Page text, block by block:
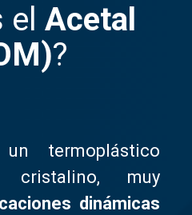
el Acetal
?
termoplástico
cristalino, muy
dinámicas